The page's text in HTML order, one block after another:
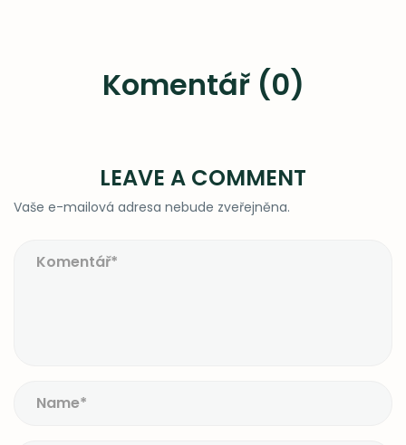
Komentář (0)
LEAVE A COMMENT
Vaše e-mailová adresa nebude zveřejněna.